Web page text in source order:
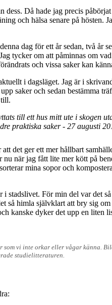
Då hade jag precis
och hälsa senare på hösten.
dag för ett år sedan, två år
tycker om att påminnas om
och vissa saker kan
i dagsläget. Jag är i
saker och sedan bestämma
till ett hus mitt ute i skogen
praktiska saker - 27 augusti
det ger ett mer hållbart
när jag fått lite mer kött på
mina sopor och
stadslivet. För min del var det
så himla självklart att bry sig
kanske dyker det upp en liten
vi inte orkar eller vågar känna.
studielitteraturen.